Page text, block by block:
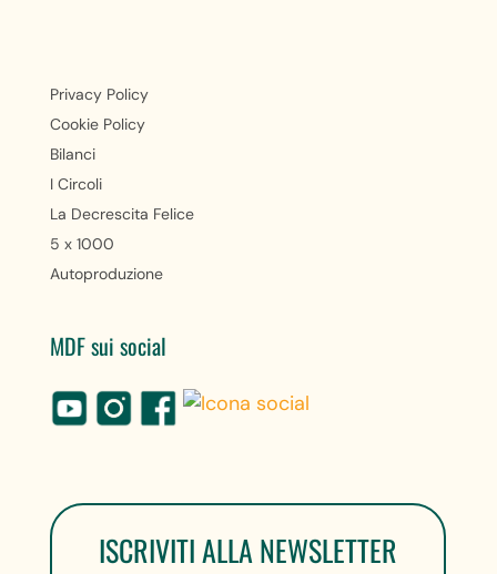
Privacy Policy
Cookie Policy
Bilanci
I Circoli
La Decrescita Felice
5 x 1000
Autoproduzione
MDF sui social
ISCRIVITI ALLA NEWSLETTER